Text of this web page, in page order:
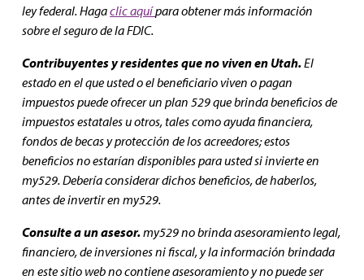
ley federal. Hagaclic aquípara obtener más información
sobre el seguro de la FDIC.
Contribuyentes y residentes que no viven en Utah.El
estado en el que usted o el beneficiario viven o pagan
impuestos puede ofrecer un plan 529 que brinda beneficios de
impuestos estatales u otros, tales como ayuda financiera,
fondos de becas y protección de los acreedores; estos
beneficios no estarían disponibles para usted si invierte en
my529. Debería considerar dichos beneficios, de haberlos,
antes de invertir en my529.
Consulte a un asesor.my529 no brinda asesoramiento legal,
financiero, de inversiones ni fiscal, y la información brindada
en este sitio web no contiene asesoramiento y no puede ser